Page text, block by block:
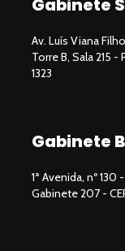
Gabinete
Av. Luís Viana
Torre B, Sala 215 -
1323
Gabinete
1ª Avenida, nº
Gabinete 207 -